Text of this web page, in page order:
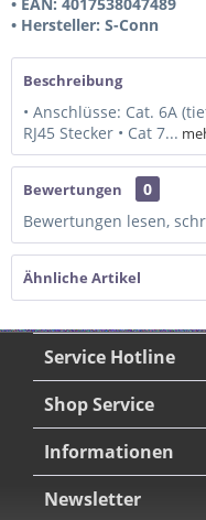
• Hersteller: S-Conn
Beschreibung
• Anschlüsse: Cat. 6A
RJ45 Stecker • Cat 7...
Bewertungen
0
Bewertungen lesen,
Ähnliche Artikel
Service Hotline
Shop Service
Informationen
Newsletter